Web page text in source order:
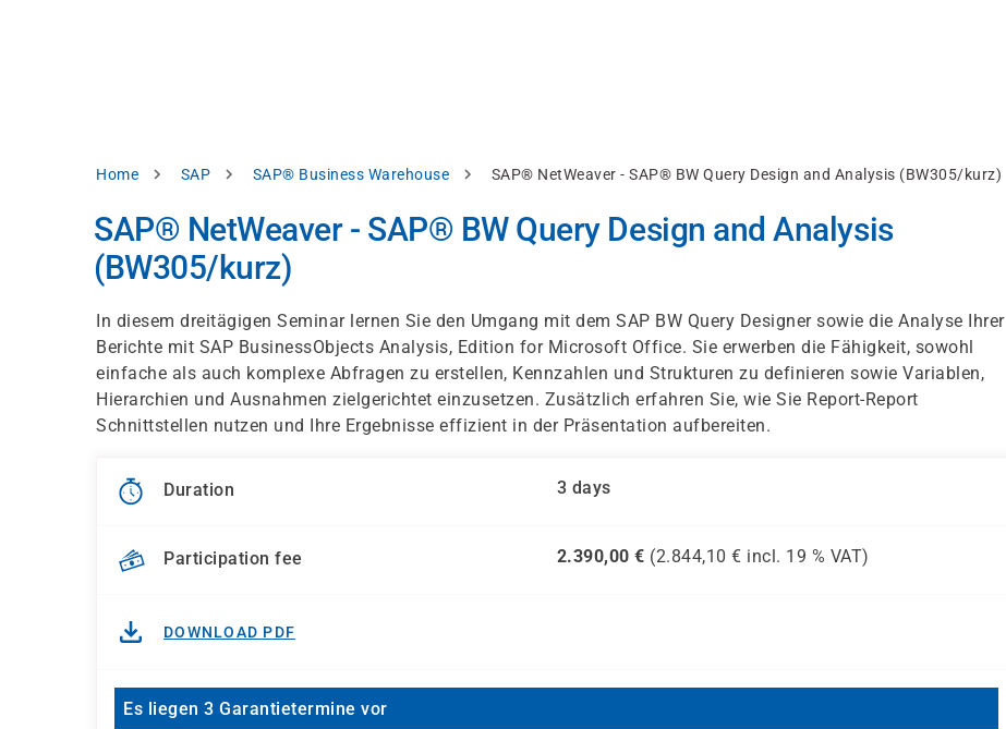
Breadcrumb
Home SAP SAP® Business Warehouse SAP® NetWeaver - SAP® BW Query Design and Analysis (BW305/kurz)
SAP® NetWeaver - SAP® BW Query Design and Analysis
(BW305/kurz)
In diesem dreitägigen Seminar lernen Sie den Umgang mit dem SAP BW Query Designer sowie die Analyse Ihrer
Berichte mit SAP BusinessObjects Analysis, Edition for Microsoft Office. Sie erwerben die Fähigkeit, sowohl
einfache als auch komplexe Abfragen zu erstellen, Kennzahlen und Strukturen zu definieren sowie Variablen,
Hierarchien und Ausnahmen zielgerichtet einzusetzen. Zusätzlich erfahren Sie, wie Sie Report-Report
Schnittstellen nutzen und Ihre Ergebnisse effizient in der Präsentation aufbereiten.
Duration 3 days
Participation fee 2.390,00 € (2.844,10 € incl. 19 % VAT)
DOWNLOAD PDF
Es liegen 3 Garantietermine vor